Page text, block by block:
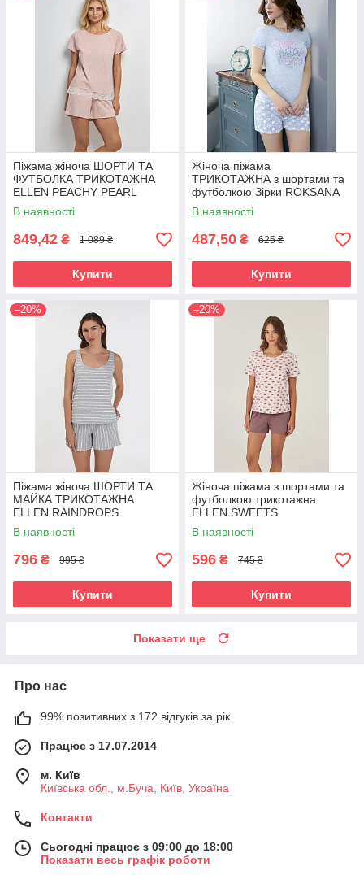
Піжама жіноча ШОРТИ ТА
ФУТБОЛКА ТРИКОТАЖНА
ELLEN PEACHY PEARL
2870/11/01
В наявності
849,42 ₴ 1 089 ₴
Купити
Жіноча піжама
ТРИКОТАЖНА з шортами та
футболкою Зірки ROKSANA
705
В наявності
487,50 ₴ 625 ₴
Купити
–20%
Піжама жіноча ШОРТИ ТА
МАЙКА ТРИКОТАЖНА
ELLEN RAINDROPS
4570/34/01
В наявності
796 ₴ 995 ₴
Купити
–20%
Жіноча піжама з шортами та
футболкою трикотажна
ELLEN SWEETS
В наявності
596 ₴ 745 ₴
Купити
Показати ще
Про нас
99% позитивних з 172 відгуків за рік
Працює з 17.07.2014
м. Київ
Київська обл., м.Буча, Київ, Україна
Контакти
Сьогодні працює з 09:00 до 18:00
Показати весь графік роботи